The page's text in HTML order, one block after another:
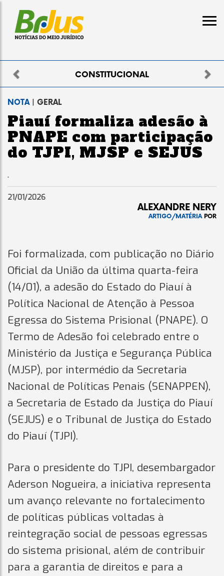
ELEITORAL
Previous
NOTA| GERAL
Piauí formaliza adesão à
PNAPE com participação
do TJPI, MJSP e SEJUS
.
21/01/2026
ALEXANDRE NERY
ARTIGO/MATÉRIAPOR
Foi formalizada, com publicação no Diário
Oficial da União da última quarta-feira
(14/01), a adesão do Estado do Piauí à
Política Nacional de Atenção à Pessoa
Egressa do Sistema Prisional (PNAPE). O
Termo de Adesão foi celebrado entre o
Ministério da Justiça e Segurança Pública
(MJSP), por intermédio da Secretaria
Nacional de Políticas Penais (SENAPPEN),
a Secretaria de Estado da Justiça do Piauí
(SEJUS) e o Tribunal de Justiça do Estado
do Piauí (TJPI).
Para o presidente do TJPI, desembargador
Aderson Nogueira, a iniciativa representa
um avanço relevante no fortalecimento
de políticas públicas voltadas à
reintegração social de pessoas egressas
do sistema prisional, além de contribuir
para a garantia de direitos e para a